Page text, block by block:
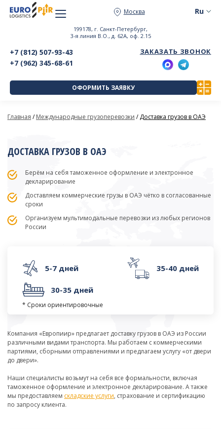
Москва
199178, г. Санкт-Петербург,
3-я линия В.О., д. 62А, оф. 2.15
+7 (812) 507-93-43
+7 (962) 345-68-61
ЗАКАЗАТЬ ЗВОНОК
ОФОРМИТЬ ЗАЯВКУ
Главная /Международные грузоперевозки /Доставка грузов в ОАЭ
ДОСТАВКА ГРУЗОВ В ОАЭ
Берём на себя таможенное оформление и электронное
декларирование
Доставляем коммерческие грузы в ОАЭ чётко в согласованные
сроки
Организуем мультимодальные перевозки из любых регионов
России
5-7 дней 35-40 дней
30-35 дней
* Сроки ориентировочные
Компания «Европиир» предлагает доставку грузов в ОАЭ из России
различными видами транспорта. Мы работаем с коммерческими
партиями, сборными отправлениями и предлагаем услугу «от двери
до двери».
Наши специалисты возьмут на себя все формальности, включая
таможенное оформление и электронное декларирование. А также
мы предоставляем складские услуги, страхование и сертификацию
по запросу клиента.